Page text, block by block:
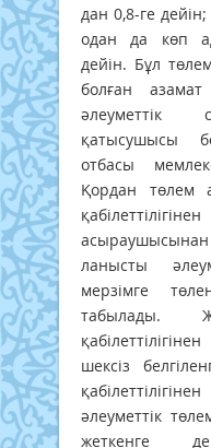
дан 0,8-ге
одан да көп
дейін. Бұл
болған
әлеуметтік
қатысушысы
отбасы
Қордан төлем
ланысты
мерзімге
табылады.
шексіз
әлеуметтік
жеткенге